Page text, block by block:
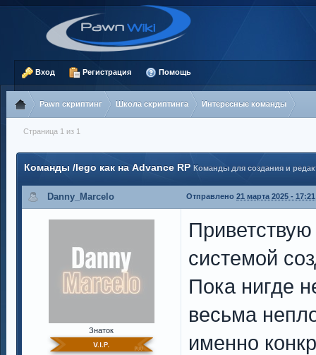
Вход Регистрация Помощь
Pawn скриптинг Школа скриптинга Интересные команды
Страница 1 из 1
Команды /lego как на Advance RP Команды для создания и
Danny_Marcelo Отправлено 21 марта 2025 - 17:21
Знаток
системой
Пока нигде
весьма
именно